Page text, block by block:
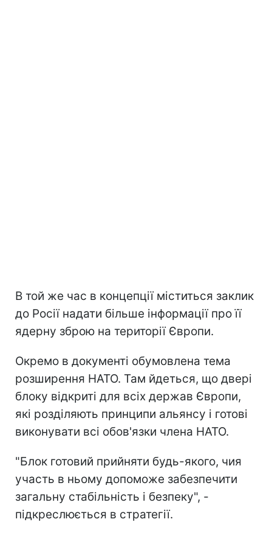
В той же час в концепції міститься заклик
до Росії надати більше інформації про її
ядерну зброю на території Європи.
Окремо в документі обумовлена тема
розширення НАТО. Там йдеться, що двері
блоку відкриті для всіх держав Європи,
які розділяють принципи альянсу і готові
виконувати всі обов'язки члена НАТО.
"Блок готовий прийняти будь-якого, чия
участь в ньому допоможе забезпечити
загальну стабільність і безпеку", -
підкреслюється в стратегії.